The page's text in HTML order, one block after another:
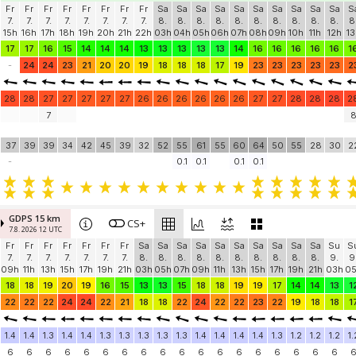
Fr
7.
15h
Fr
7.
16h
Fr
7.
17h
Fr
7.
18h
Fr
7.
19h
Fr
7.
20h
Fr
7.
21h
Fr
7.
22h
Sa
8.
03h
Sa
8.
04h
Sa
8.
05h
Sa
8.
06h
Sa
8.
07h
Sa
8.
08h
Sa
8.
09h
Sa
8.
10h
Sa
8.
11h
Sa
8.
12h
17
17 16 15 14 14 14 13 13 13 13 13 14 16 16 16 16 16
-
24 24 23 21 20 20 19 18 18 18 17 19 23 23 23 23 23
28 28 27 27 27 27 27 26 26 26 26 26 26 27 27 28 28 28
37 39
7
39 34 42 45 39 32 52 55 61 55 60 64 50 55 28 30
8
-
0.1 0.1 0.1 0.1
GDPS 15 km
7.8. 2026 12 UTC CS+
Fr
7.
09h
Fr
7.
11h
Fr
7.
13h
Fr
7.
15h
Fr
7.
17h
Fr
7.
19h
Fr
7.
21h
Sa
8.
03h
Sa
8.
05h
Sa
8.
07h
Sa
8.
09h
Sa
8.
11h
Sa
8.
13h
Sa
8.
15h
Sa
8.
17h
Sa
8.
19h
Sa
8.
21h
Su
9.
03h
18
18 19 20 19 16 15 13 13 15 18 18 19 19 17 14 14 13
22
22 22 24 24 22 21 18 18 22 24 22 22 23 22 19 18 18
1.4 1.4 1.3 1.4 1.4 1.3 1.3 1.3 1.3 1.3 1.4 1.4 1.4 1.4 1.3 1.2 1.2 1.2
6
6 6 6 6 6 6 6 6 6 6 6 6 6 6 6 6 6 6